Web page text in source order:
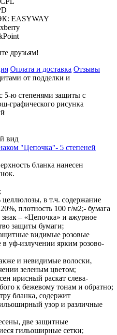
друзьям!
Оплата и доставка Отзывы
от подделки и
5-ю степенями защиты с
графического рисунка
вид
"Цепочка"- 5 степеней
бланка нанесен
целлюлозы, в т.ч. содержание
плотность 100 г/м2;- бумага
– «Цепочка» и ажурное
защиты бумаги;
видимые розовые
уф-излучении ярким розово-
и невидимые волоски,
зеленым цветом;
ирисный раскат слева-
к бежевому тонам и обратно;
бланка, содержит
узор и различные
две защитные
гильоширные сетки;